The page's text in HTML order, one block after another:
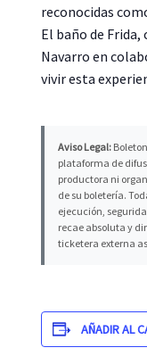
reconocidas
El baño de
Navarro en
vivir esta
Aviso Legal:
plataforma de
productora ni
de su boletería.
ejecución,
recae absoluta y
ticketera externa
AÑADIR AL